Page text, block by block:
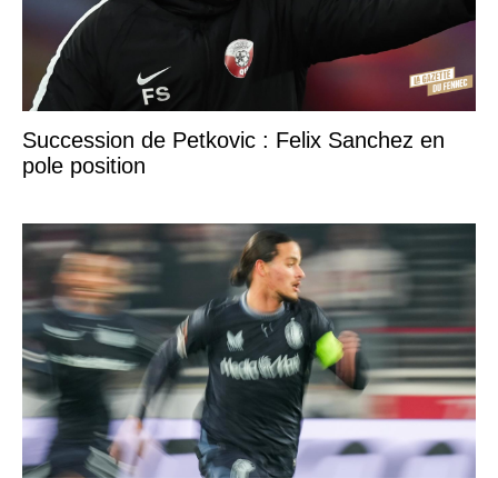
Succession de Petkovic : Felix Sanchez en
pole position